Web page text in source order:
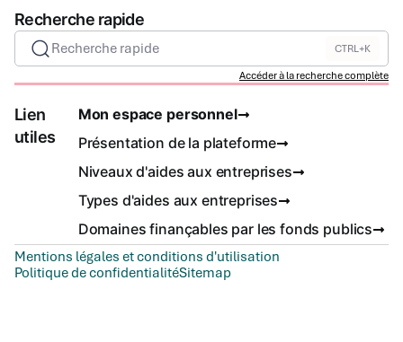
Recherche rapide
Recherche rapide CTRL+K
Accéder à la recherche complète
Lien
utiles
Mon espace personnel
Présentation de la plateforme
Niveaux d'aides aux entreprises
Types d'aides aux entreprises
Domaines finançables par les fonds publics
Mentions légales et conditions d'utilisation
Politique de confidentialitéSitemap